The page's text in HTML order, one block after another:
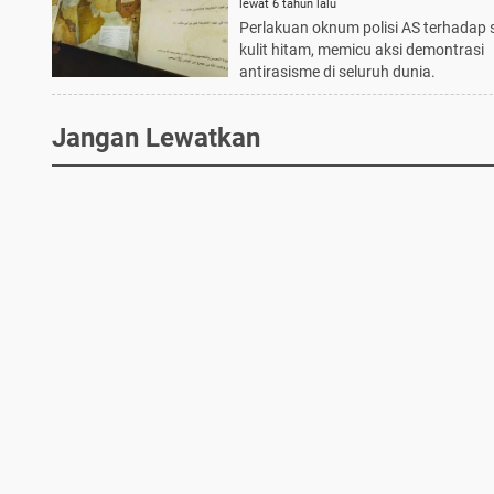
lewat 6 tahun lalu
Perlakuan oknum polisi AS terhadap
kulit hitam, memicu aksi demontrasi
antirasisme di seluruh dunia.
Jangan Lewatkan